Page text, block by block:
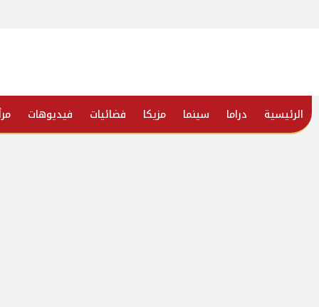
الرئيسية دراما سينما مزيكا فضائيات فيديوهات